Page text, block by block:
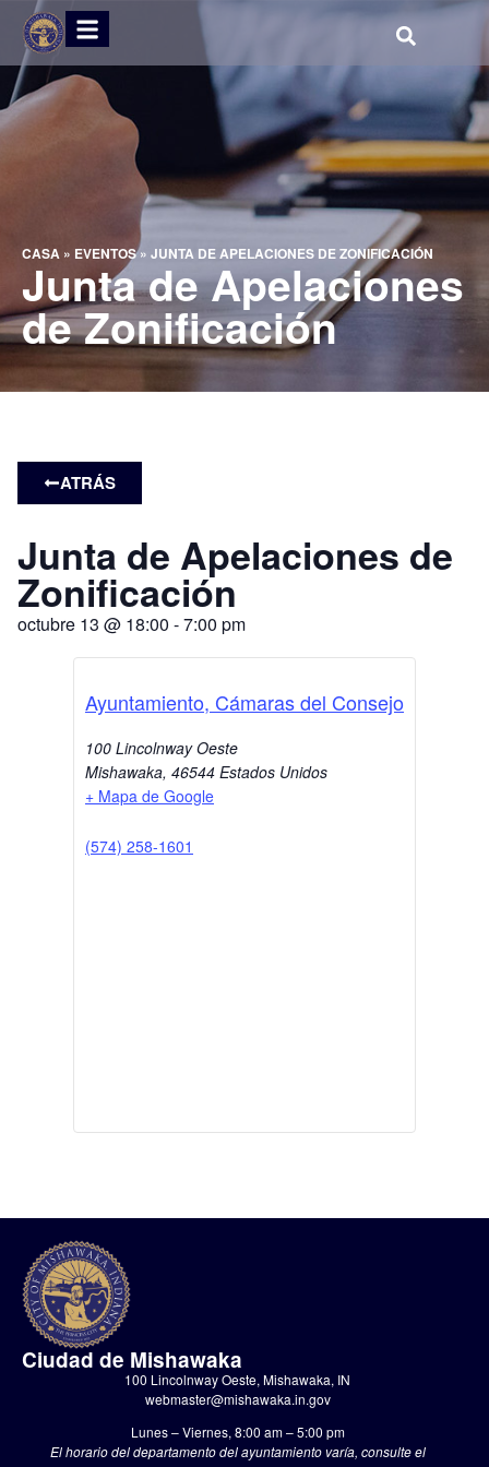
CASA » EVENTOS» JUNTA DE APELACIONES DE ZONIFICACIÓN
Junta de Apelaciones
de Zonificación
ATRÁS
Junta de Apelaciones de
Zonificación
octubre 13 @ 18:00 -7:00 pm
Ayuntamiento, Cámaras del Consejo
100 Lincolnway Oeste
Mishawaka, 46544 Estados Unidos
+ Mapa de Google
(574) 258-1601
Ciudad de Mishawaka
100 Lincolnway Oeste, Mishawaka, IN
webmaster@mishawaka.in.gov
Lunes – Viernes, 8:00 am – 5:00 pm
El horario del departamento del ayuntamiento varía, consulte el